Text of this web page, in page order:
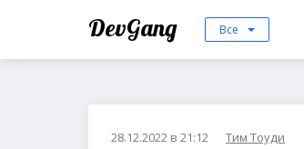
DevGang Все
28.12.2022 в 21:12 Тим Тоуди